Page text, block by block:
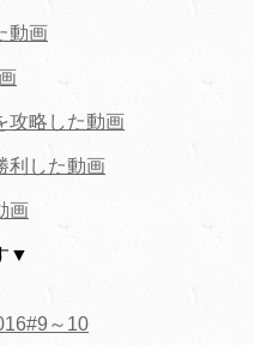
動画
攻略した動画
利した動画
画
▼
～10